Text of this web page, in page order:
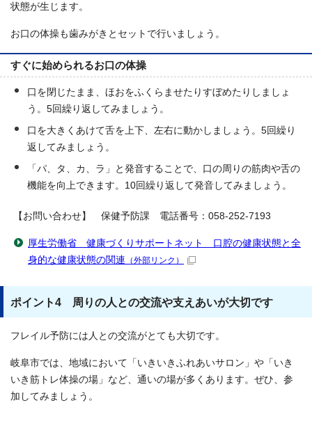
状態が生じます。
お口の体操も歯みがきとセットで行いましょう。
すぐに始められるお口の体操
口を閉じたまま、ほおをふくらませたりすぼめたりしましょ
う。5回繰り返してみましょう。
口を大きくあけて舌を上下、左右に動かしましょう。5回繰り
返してみましょう。
「パ、タ、カ、ラ」と発音することで、口の周りの筋肉や舌の
機能を向上できます。10回繰り返して発音してみましょう。
【お問い合わせ】 保健予防課 電話番号：058-252-7193
厚生労働省 健康づくりサポートネット 口腔の健康状態と全
身的な健康状態の関連 （外部リンク）
ポイント4 周りの人との交流や支えあいが大切です
フレイル予防には人との交流がとても大切です。
岐阜市では、地域において「いきいきふれあいサロン」や「いき
いき筋トレ体操の場」など、通いの場が多くあります。ぜひ、参
加してみましょう。